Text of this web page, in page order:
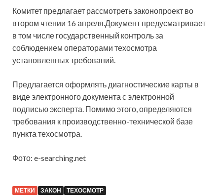
Комитет предлагает рассмотреть законопроект во
втором чтении 16 апреля.Документ предусматривает
в том числе государственный контроль за
соблюдением операторами техосмотра
установленных требований.
Предлагается оформлять диагностические карты в
виде электронного документа с электронной
подписью эксперта. Помимо этого, определяются
требования к производственно-технической базе
пункта техосмотра.
Фото: e-searching.net
МЕТКИ ЗАКОН ТЕХОСМОТР